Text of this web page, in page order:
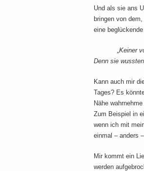
Und als sie ans
bringen von
eine
„Keiner von
Denn sie
Kann auch mir
Tages? Es
Nähe
Zum Beispiel in
wenn ich mit
einmal – anders
Mir kommt ein
werden